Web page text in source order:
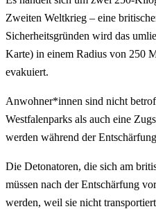
Zweiten Weltkrieg – eine
Sicherheitsgründen wird das
Karte) in einem Radius von 250
evakuiert.
Anwohner*innen sind nicht
Westfalenparks als auch eine
werden während der
Die Detonatoren, die sich am
müssen nach der Entschärfung
werden, weil sie nicht